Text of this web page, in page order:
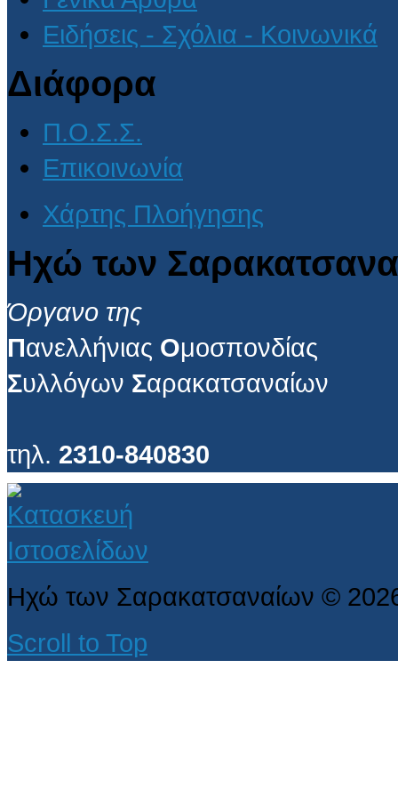
Ειδήσεις - Σχόλια - Κοινωνικά
Διάφορα
Π.Ο.Σ.Σ.
Επικοινωνία
Χάρτης Πλοήγησης
Ηχώ των
Όργανο της
Πανελλήνιας Ομοσπονδίας
Συλλόγων Σαρακατσαναίων
τηλ. 2310-840830
Ηχώ των Σαρακατσαναίων ©
Scroll to Top